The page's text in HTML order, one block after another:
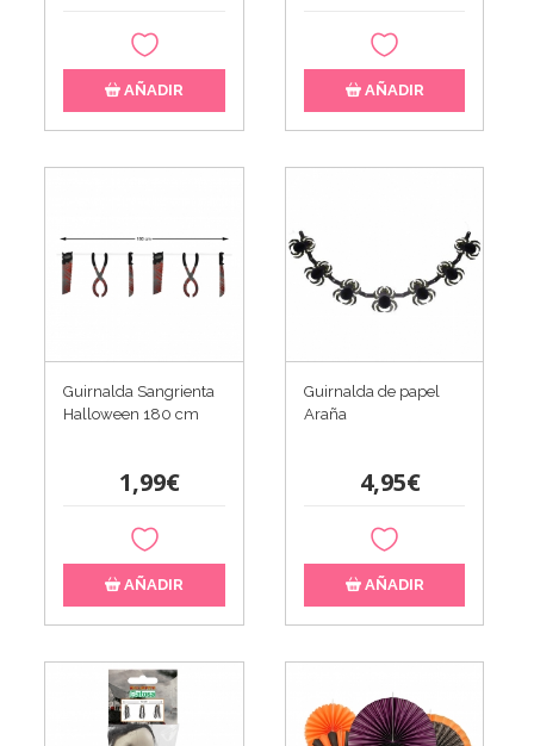
AÑADIR AÑADIR
Guirnalda Sangrienta
Halloween 180 cm
1,99€
AÑADIR
Guirnalda de papel
Araña
4,95€
AÑADIR